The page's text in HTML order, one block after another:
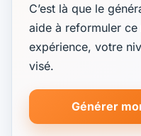
C’est là que le
aide à reformuler
expérience, votre
visé.
Générer